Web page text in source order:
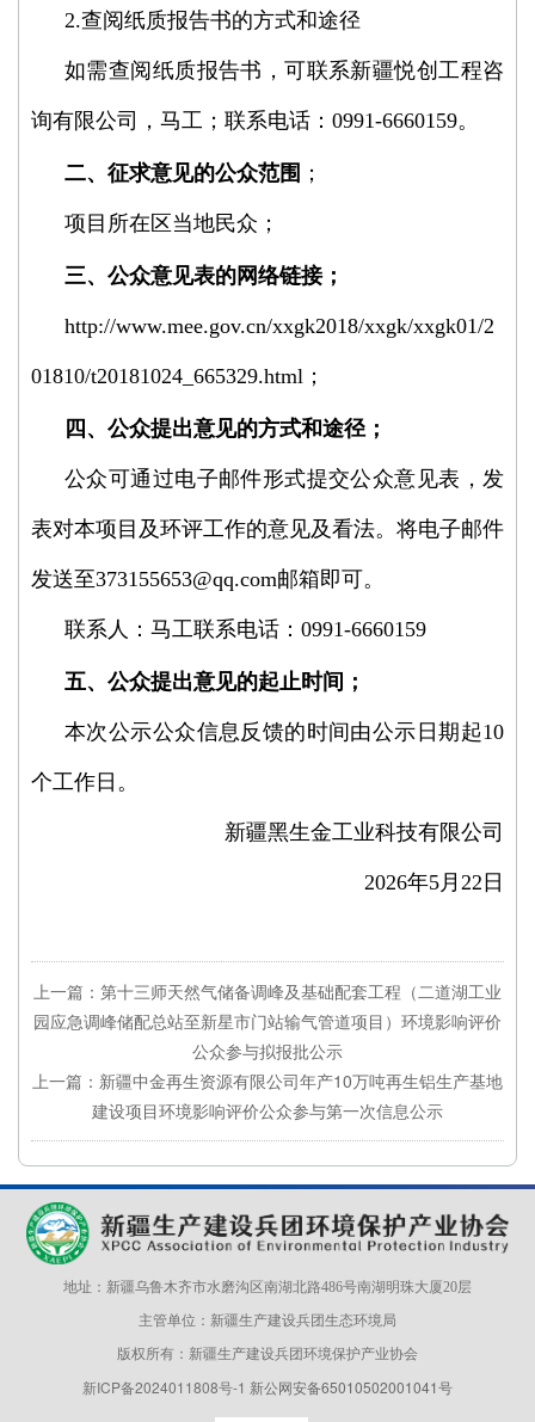
2.查阅纸质报告书的方式和途径
如需查阅纸质报告书，可联系新疆悦创工程咨
询有限公司，马工；联系电话：0991-6660159。
二、征求意见的公众范围 ；
项目所在区当地民众；
三、公众意见表的网络链接；
http://www.mee.gov.cn/xxgk2018/xxgk/xxgk01/2
01810/t20181024_665329.html；
四、公众提出意见的方式和途径；
公众可通过电子邮件形式提交公众意见表，发
表对本项目及环评工作的意见及看法。将电子邮件
发送至373155653@qq.com邮箱即可。
联系人：马工联系电话：0991-6660159
五、公众提出意见的起止时间；
本次公示公众信息反馈的时间由公示日期起10
个工作日。
新疆黑生金工业科技有限公司
2026年5月22日
上一篇：第十三师天然气储备调峰及基础配套工程（二道湖工业
园应急调峰储配总站至新星市门站输气管道项目）环境影响评价
公众参与拟报批公示
上一篇：新疆中金再生资源有限公司年产10万吨再生铝生产基地
建设项目环境影响评价公众参与第一次信息公示
地址：新疆乌鲁木齐市水磨沟区南湖北路486号南湖明珠大厦20层
主管单位：新疆生产建设兵团生态环境局
版权所有：新疆生产建设兵团环境保护产业协会
新ICP备2024011808号-1 新公网安备65010502001041号